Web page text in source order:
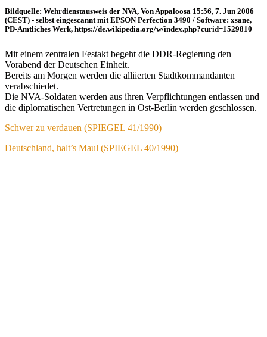
Bildquelle: Wehrdienstausweis der NVA, Von Appaloosa 15:56, 7. Jun 2006
(CEST) - selbst eingescannt mit EPSON Perfection 3490 / Software: xsane,
PD-Amtliches Werk, https://de.wikipedia.org/w/index.php?curid=1529810
Mit einem zentralen Festakt begeht die DDR-Regierung den
Vorabend der Deutschen Einheit.
Bereits am Morgen werden die alliierten Stadtkommandanten
verabschiedet.
Die NVA-Soldaten werden aus ihren Verpflichtungen entlassen und
die diplomatischen Vertretungen in Ost-Berlin werden geschlossen.
Schwer zu verdauen (SPIEGEL 41/1990)
Deutschland, halt’s Maul (SPIEGEL 40/1990)